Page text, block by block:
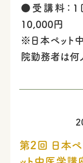
●受講料：1
10,000円
※日本ペット
院勤務者は何
第2回 日本